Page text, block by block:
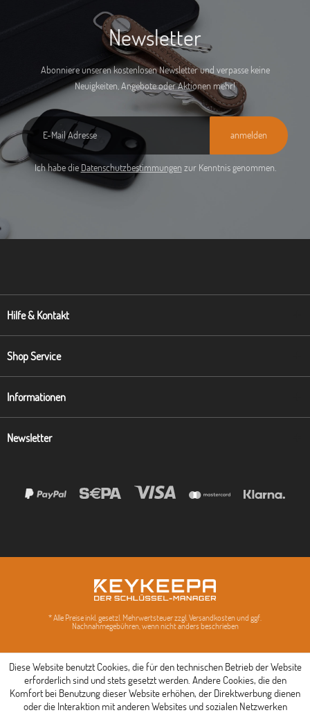
Newsletter
Abonniere unseren kostenlosen Newsletter und verpasse keine
Neuigkeiten, Angebote oder Aktionen mehr!
anmelden
Ich habe die Datenschutzbestimmungen zur Kenntnis genommen.
Hilfe & Kontakt
Shop Service
Informationen
Newsletter
* Alle Preise inkl. gesetzl. Mehrwertsteuer zzgl. Versandkosten und ggf.
Nachnahmegebühren, wenn nicht anders beschrieben
Diese Website benutzt Cookies, die für den technischen Betrieb der Website
erforderlich sind und stets gesetzt werden. Andere Cookies, die den
Komfort bei Benutzung dieser Website erhöhen, der Direktwerbung dienen
oder die Interaktion mit anderen Websites und sozialen Netzwerken